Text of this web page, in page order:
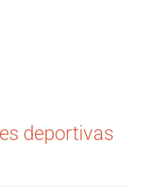
deportivas